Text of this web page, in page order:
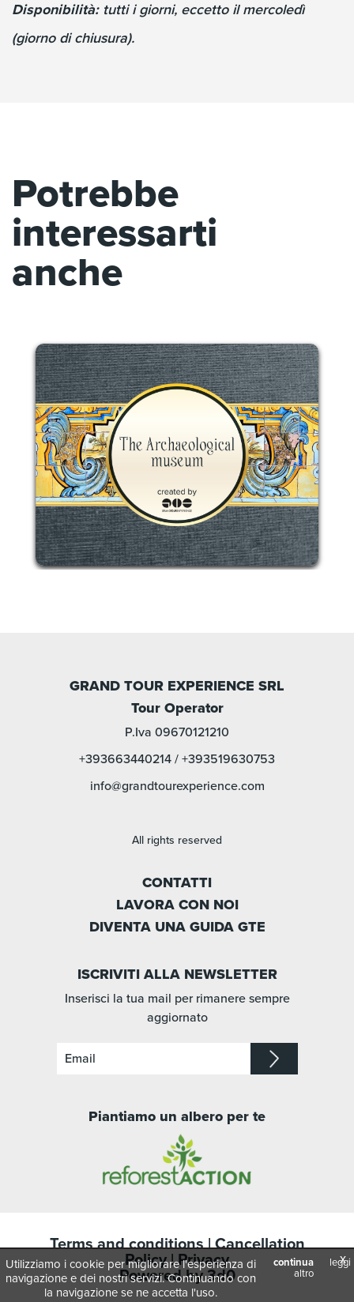
Disponibilità:tutti i giorni, eccetto il mercoledì
(giorno di chiusura).
Potrebbe
interessarti
anche
GRAND TOUR EXPERIENCE SRL
Tour Operator
P.Iva 09670121210
+393663440214 / +393519630753
info@grandtourexperience.com
All rights reserved
CONTATTI
LAVORA CON NOI
DIVENTA UNA GUIDA GTE
ISCRIVITI ALLA NEWSLETTER
Inserisci la tua mail per rimanere sempre
aggiornato
Piantiamo un albero per te
Terms and conditions|Cancellation
Policy|Privacy
Powered by3d0
Utilizziamo i cookie per migliorare l'esperienza di
navigazione e dei nostri servizi. Continuando con
la navigazione se ne accetta l'uso.
continua
leggi
altro
x